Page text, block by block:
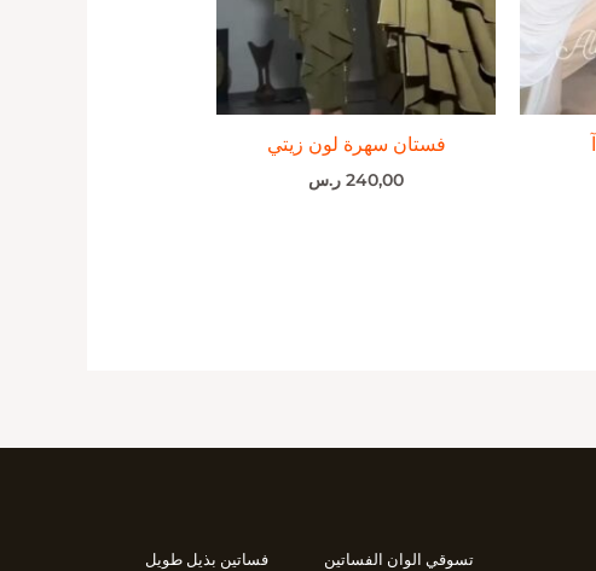
فستان سهرة لون زيتي
240,00 ر.س
تسوقي الوان الفساتين
فساتين بذيل طويل